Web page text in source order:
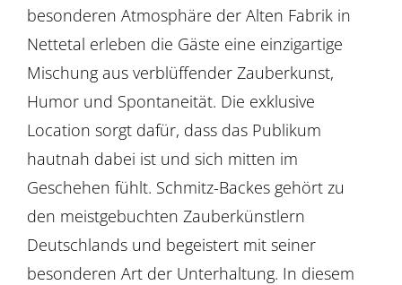
besonderen Atmosphäre der Alten Fabrik in
Nettetal erleben die Gäste eine einzigartige
Mischung aus verblüffender Zauberkunst,
Humor und Spontaneität. Die exklusive
Location sorgt dafür, dass das Publikum
hautnah dabei ist und sich mitten im
Geschehen fühlt. Schmitz-Backes gehört zu
den meistgebuchten Zauberkünstlern
Deutschlands und begeistert mit seiner
besonderen Art der Unterhaltung. In diesem